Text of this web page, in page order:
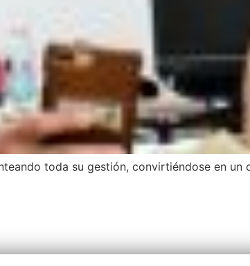
toda su gestión, convirtiéndose en